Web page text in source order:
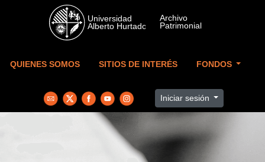
Skip to main content
QUIENES SOMOS SITIOS DE INTERÉS FONDOS
Iniciar sesión